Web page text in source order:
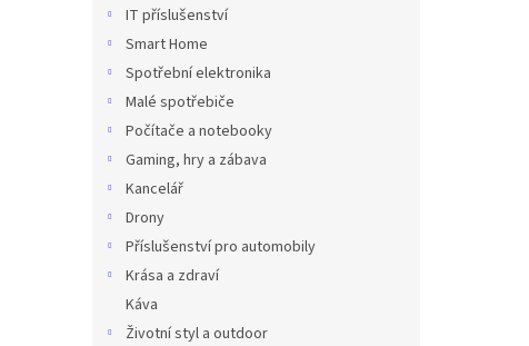
IT příslušenství
Smart Home
Spotřební elektronika
Malé spotřebiče
Počítače a notebooky
Gaming, hry a zábava
Kancelář
Drony
Příslušenství pro automobily
Krása a zdraví
Káva
Životní styl a outdoor